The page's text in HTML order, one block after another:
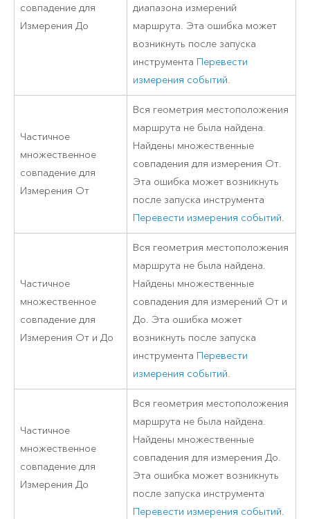
совпадение для
Измерения До
диапазона измерений
маршрута. Эта ошибка может
возникнуть после запуска
инструмента Перевести
измерения событий.
Частичное
множественное
совпадение для
Измерения От
Вся геометрия местоположения
маршрута не была найдена.
Найдены множественные
совпадения для измерения От.
Эта ошибка может возникнуть
после запуска инструмента
Перевести измерения событий.
Частичное
множественное
совпадение для
Измерения От и До
Вся геометрия местоположения
маршрута не была найдена.
Найдены множественные
совпадения для измерений От и
До. Эта ошибка может
возникнуть после запуска
инструмента Перевести
измерения событий.
Частичное
множественное
совпадение для
Измерения До
Вся геометрия местоположения
маршрута не была найдена.
Найдены множественные
совпадения для измерения До.
Эта ошибка может возникнуть
после запуска инструмента
Перевести измерения событий.